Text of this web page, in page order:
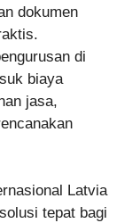
dokumen
di
biaya
jasa,
Latvia
tepat bagi